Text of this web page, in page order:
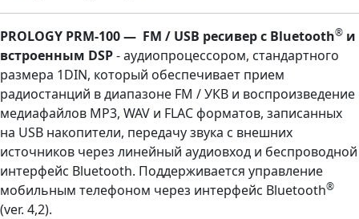
PROLOGY PRM-100 — FM / USB ресивер с Bluetooth® и
встроенным DSP- аудиопроцессором, стандартного
размера 1DIN, который обеспечивает прием
радиостанций в диапазоне FM / УКВ и воспроизведение
медиафайлов MP3, WAV и FLAC форматов, записанных
на USB накопители, передачу звука с внешних
источников через линейный аудиовход и беспроводной
интерфейс Bluetooth. Поддерживается управление
мобильным телефоном через интерфейс Bluetooth®
(ver. 4,2).